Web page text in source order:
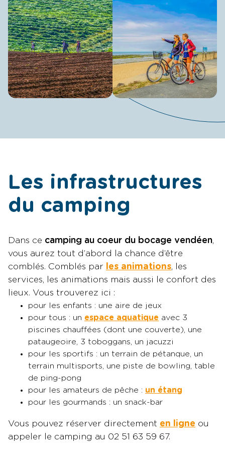
Les infrastructures
du camping
Dans ce camping au coeur du bocage vendéen,
vous aurez tout d’abord la chance d’être
comblés. Comblés par les animations, les
services, les animations mais aussi le confort des
lieux. Vous trouverez ici :
pour les enfants : une aire de jeux
pour tous : un espace aquatique avec 3
piscines chauffées (dont une couverte), une
pataugeoire, 3 toboggans, un jacuzzi
pour les sportifs : un terrain de pétanque, un
terrain multisports, une piste de bowling, table
de ping-pong
pour les amateurs de pêche : un étang
pour les gourmands : un snack-bar
Vous pouvez réserver directement en ligne ou
appeler le camping au 02 51 63 59 67.